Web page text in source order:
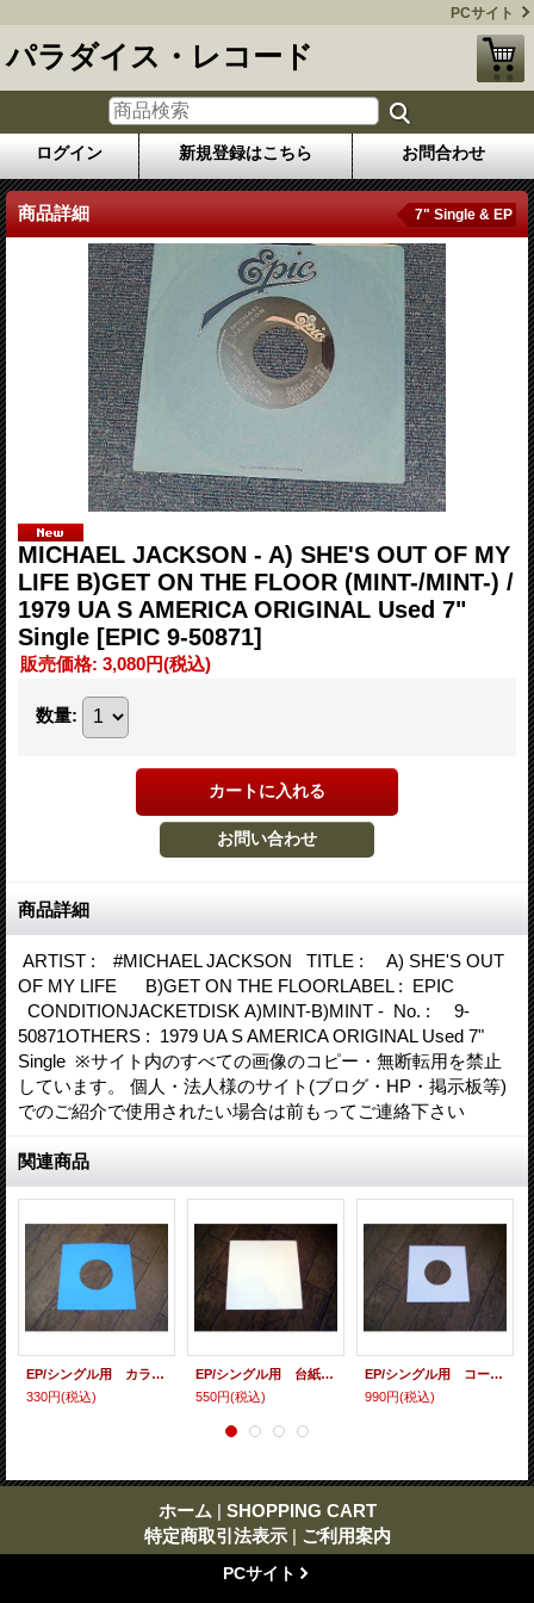
PCサイト
パラダイス・レコード
ログイン 新規登録はこちら お問合わせ
商品詳細 7" Single & EP
MICHAEL JACKSON - A) SHE'S OUT OF MY
LIFE B)GET ON THE FLOOR (MINT-/MINT-) /
1979 UA S AMERICA ORIGINAL Used 7"
Single [EPIC 9-50871]
販売価格: 3,080円(税込)
数量:
商品詳細
ARTIST : #MICHAEL JACKSON TITLE : A) SHE'S OUT
OF MY LIFE B)GET ON THE FLOORLABEL : EPIC
CONDITIONJACKETDISK A)MINT-B)MINT - No. : 9-
50871OTHERS : 1979 UA S AMERICA ORIGINAL Used 7"
Single ※サイト内のすべての画像のコピー・無断転用を禁止
しています。 個人・法人様のサイト(ブログ・HP・掲示板等)
でのご紹介で使用されたい場合は前もってご連絡下さい
関連商品
EP/シングル用 カラースリーヴ（全4色） 5枚セット
330円(税込)
EP/シングル用 台紙 10枚セット
550円(税込)
EP/シングル用 コート紙丸穴ジャケ 白 10 copies set / １０枚セット
990円(税込)
ホーム | SHOPPING CART
特定商取引法表示 | ご利用案内
PCサイト